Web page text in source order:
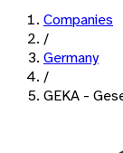
Companies
/
Germany
/
GEKA -